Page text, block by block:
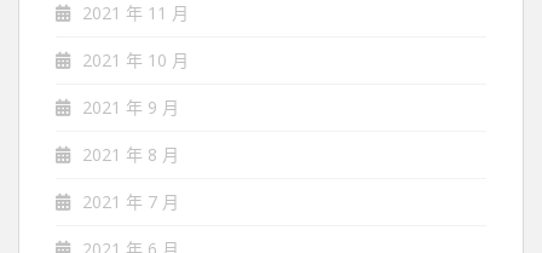
2021 年 11 月
2021 年 10 月
2021 年 9 月
2021 年 8 月
2021 年 7 月